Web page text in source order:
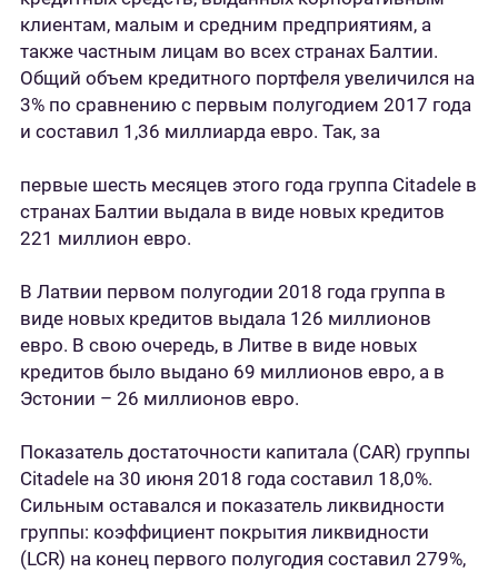
клиентам, малым и средним предприятиям, а
также частным лицам во всех странах Балтии.
Общий объем кредитного портфеля увеличился на
3% по сравнению с первым полугодием 2017 года
и составил 1,36 миллиарда евро. Так, за
первые шесть месяцев этого года группа Citadele в
странах Балтии выдала в виде новых кредитов
221 миллион евро.
В Латвии первом полугодии 2018 года группа в
виде новых кредитов выдала 126 миллионов
евро. В свою очередь, в Литве в виде новых
кредитов было выдано 69 миллионов евро, а в
Эстонии – 26 миллионов евро.
Показатель достаточности капитала (CAR) группы
Citadele на 30 июня 2018 года составил 18,0%.
Сильным оставался и показатель ликвидности
группы: коэффициент покрытия ликвидности
(LCR) на конец первого полугодия составил 279%,